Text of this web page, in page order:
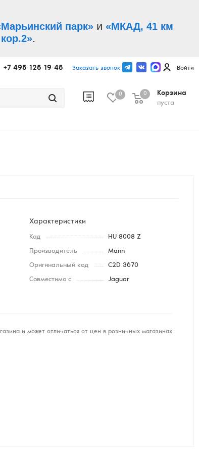
парк» и «МКАД, 41 км
.
+7 495-125-19-45 Заказать звонок Войти
0
Корзина
пуста
0
Характеристики
Код HU 8008 Z
Производитель Mann
Оригинальный код C2D 3670
Совместимо с Jaguar
и может отличаться от цен в розничных магазинах